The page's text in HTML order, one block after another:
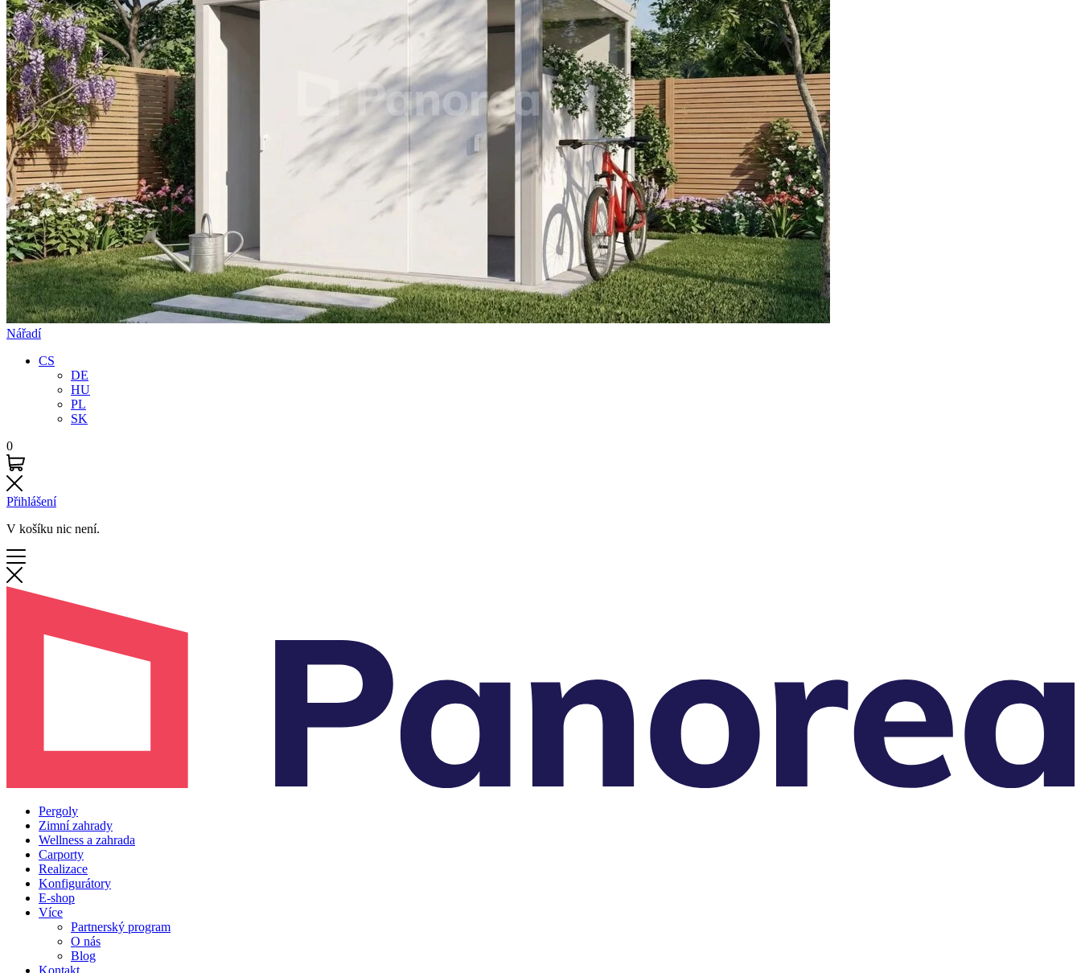
Nářadí
CS
DE
HU
PL
SK
0
Přihlášení
V košíku nic není.
Pergoly
Zimní zahrady
Wellness a zahrada
Carporty
Realizace
Konfigurátory
E-shop
Více
Partnerský program
O nás
Blog